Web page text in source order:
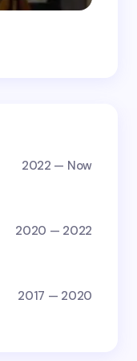
2022 — Now
2020 — 2022
2017 — 2020